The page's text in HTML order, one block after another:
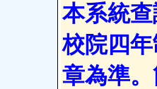
本系統
校院四
章為準